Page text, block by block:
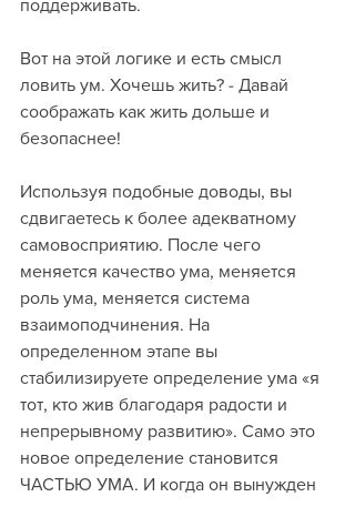
поддерживать.
Вот на этой логике и есть смысл
ловить ум. Хочешь жить? - Давай
соображать как жить дольше и
безопаснее!
Используя подобные доводы, вы
сдвигаетесь к более адекватному
самовосприятию. После чего
меняется качество ума, меняется
роль ума, меняется система
взаимоподчинения. На
определенном этапе вы
стабилизируете определение ума «я
тот, кто жив благодаря радости и
непрерывному развитию». Само это
новое определение становится
ЧАСТЬЮ УМА. И когда он вынужден